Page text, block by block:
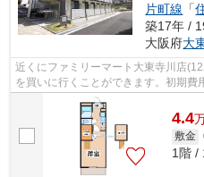
片町線 「
築17年 /
大阪府大
近くにファミリーマート大東寺川店
を買いに行くことができます。初期費
めませんか。敷地内ごみ置き場は、毎
4.4
敷金
1階 /